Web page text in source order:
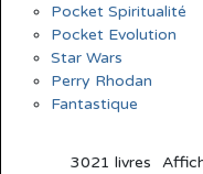
Pocket Spiritualité
Pocket Evolution
Star Wars
Perry Rhodan
Fantastique
3021 livres